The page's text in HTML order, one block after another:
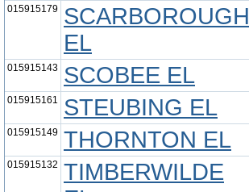
015915179 SCARBOROUGH
EL
015915143 SCOBEE EL
015915161 STEUBING EL
015915149 THORNTON EL
015915132 TIMBERWILDE